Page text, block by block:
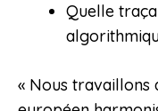
Quelle
« Nous travaillons